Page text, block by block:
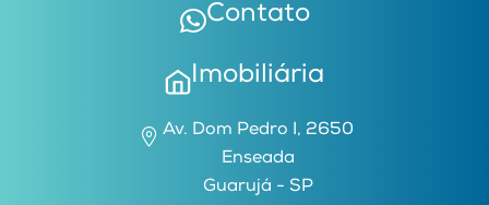
Contato
Imobiliária
Av. Dom Pedro I, 2650
Enseada
Guarujá - SP